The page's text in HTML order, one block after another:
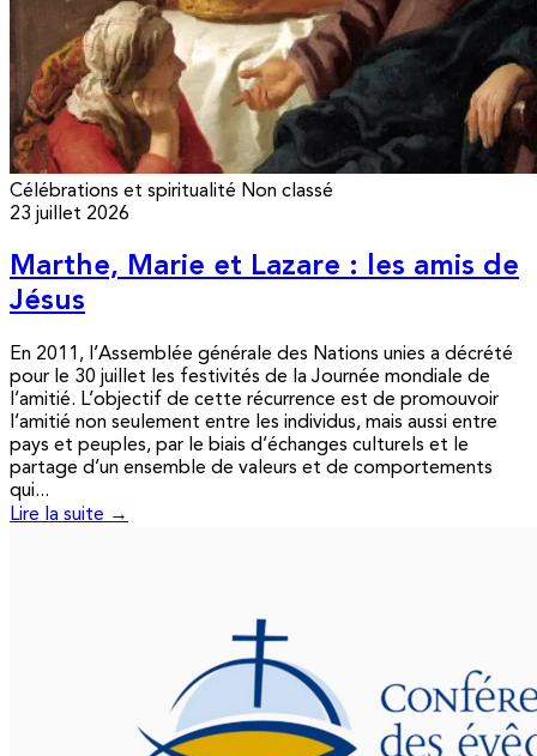
Célébrations et spiritualité Non classé
23 juillet 2026
Marthe, Marie et Lazare : les amis de
Jésus
En 2011, l’Assemblée générale des Nations unies a décrété
pour le 30 juillet les festivités de la Journée mondiale de
l’amitié. L’objectif de cette récurrence est de promouvoir
l’amitié non seulement entre les individus, mais aussi entre
pays et peuples, par le biais d’échanges culturels et le
partage d’un ensemble de valeurs et de comportements
qui...
Lire la suite →